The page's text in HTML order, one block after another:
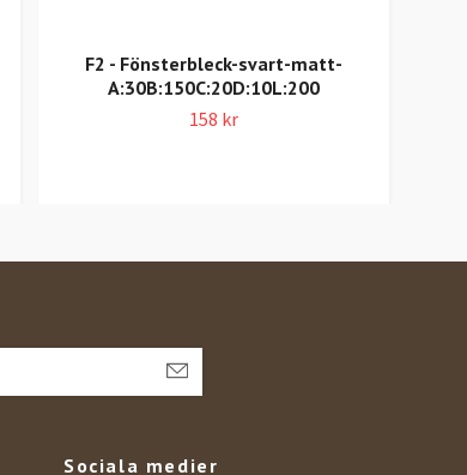
F2 - Fönsterbleck-svart-matt-
A:30B:150C:20D:10L:200
158 kr
Sociala medier